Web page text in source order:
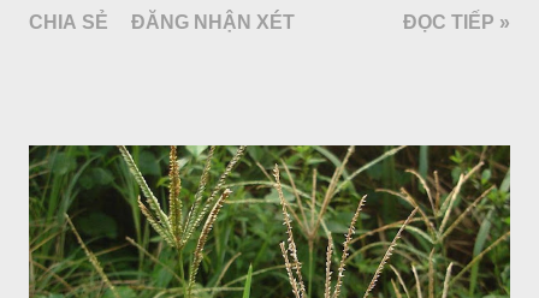
cách, hình tim, đầu lá, hơi nhọn hay nhọn hẳn. Hoa nhỏ màu
cá. Hoa nở về mùa hạ vào các tháng 5-8. (Hình dưới).
CHIA SẺ ĐĂNG NHẬN XÉT ĐỌC TIẾP »